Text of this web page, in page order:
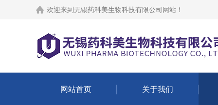
欢迎来到 无锡药科美生物科技有限公司网站 ！
网站首页 关于我们